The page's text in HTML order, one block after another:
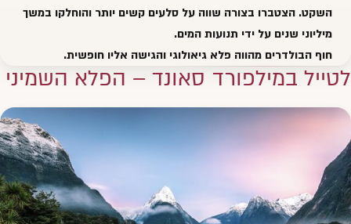
השקט. הצטברו בצורה שווה על סלעים קשים יותר והוחלקו במשך
מיליוני שנים על ידי תנועות המים.
חוף הבולדרים מהווה פלא גיאולוגי והגישה אליו חופשית.
לטייל במילפורד סאונד – הפלא השמיני